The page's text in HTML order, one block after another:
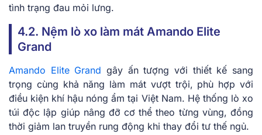
tình trạng đau mỏi lưng.
4.2. Nệm lò xo làm mát Amando Elite
Grand
Amando Elite Grand gây ấn tượng với thiết kế sang
trọng cùng khả năng làm mát vượt trội, phù hợp với
điều kiện khí hậu nóng ẩm tại Việt Nam. Hệ thống lò xo
túi độc lập giúp nâng đỡ cơ thể theo từng vùng, đồng
thời giảm lan truyền rung động khi thay đổi tư thế ngủ.